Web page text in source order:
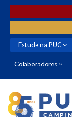
Estude na PUC
Colaboradores